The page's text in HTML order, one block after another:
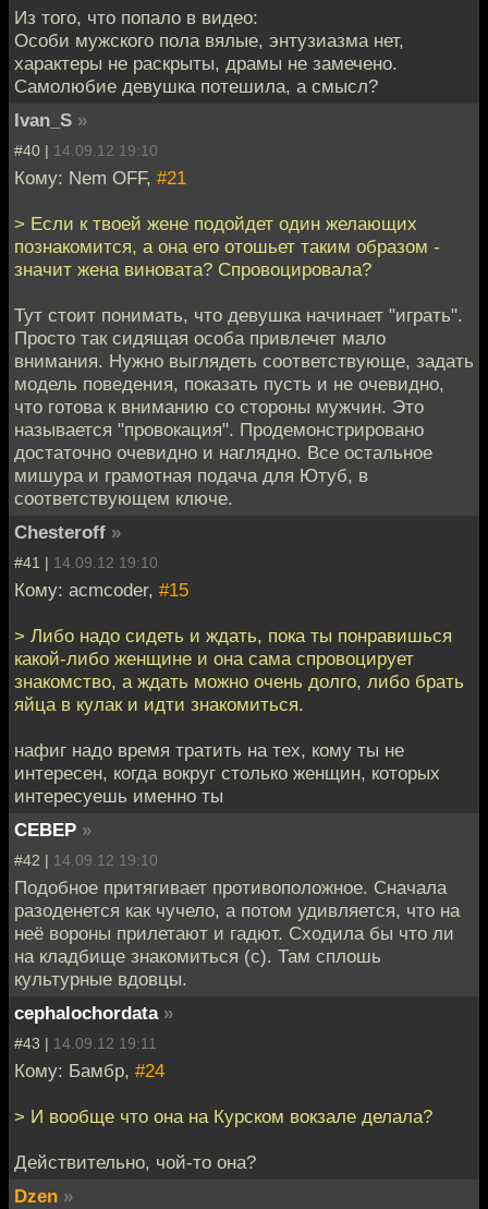
Из того, что попало в видео:
Особи мужского пола вялые, энтузиазма нет,
характеры не раскрыты, драмы не замечено.
Самолюбие девушка потешила, а смысл?
Ivan_S »
#40 | 14.09.12 19:10
Кому: Nem OFF, #21
> Если к твоей жене подойдет один желающих
познакомится, а она его отошьет таким образом -
значит жена виновата? Спровоцировала?
Тут стоит понимать, что девушка начинает "играть".
Просто так сидящая особа привлечет мало
внимания. Нужно выглядеть соответствующе, задать
модель поведения, показать пусть и не очевидно,
что готова к вниманию со стороны мужчин. Это
называется "провокация". Продемонстрировано
достаточно очевидно и наглядно. Все остальное
мишура и грамотная подача для Ютуб, в
соответствующем ключе.
Chesteroff »
#41 | 14.09.12 19:10
Кому: acmcoder, #15
> Либо надо сидеть и ждать, пока ты понравишься
какой-либо женщине и она сама спровоцирует
знакомство, а ждать можно очень долго, либо брать
яйца в кулак и идти знакомиться.
нафиг надо время тратить на тех, кому ты не
интересен, когда вокруг столько женщин, которых
интересуешь именно ты
CEBEP »
#42 | 14.09.12 19:10
Подобное притягивает противоположное. Сначала
разоденется как чучело, а потом удивляется, что на
неё вороны прилетают и гадют. Сходила бы что ли
на кладбище знакомиться (с). Там сплошь
культурные вдовцы.
cephalochordata »
#43 | 14.09.12 19:11
Кому: Бамбр, #24
> И вообще что она на Курском вокзале делала?
Действительно, чой-то она?
Dzen »